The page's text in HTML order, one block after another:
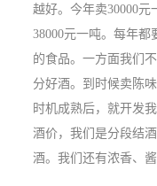
越好。今年卖30000元
38000元一吨。每年
的食品。一方面我们
分好酒。到时候卖陈
时机成熟后，就开发
酒价，我们是分段结
酒。我们还有浓香、